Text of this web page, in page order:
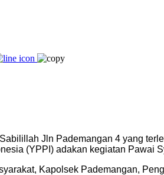
Jln Pademangan 4 yang
(YPPI) adakan kegiatan Pawai
Kapolsek Pademangan,